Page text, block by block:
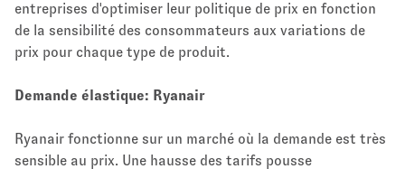
entreprises d'optimiser leur politique de prix en fonction
de la sensibilité des consommateurs aux variations de
prix pour chaque type de produit.
Demande élastique: Ryanair
Ryanair fonctionne sur un marché où la demande est très
sensible au prix. Une hausse des tarifs pousse